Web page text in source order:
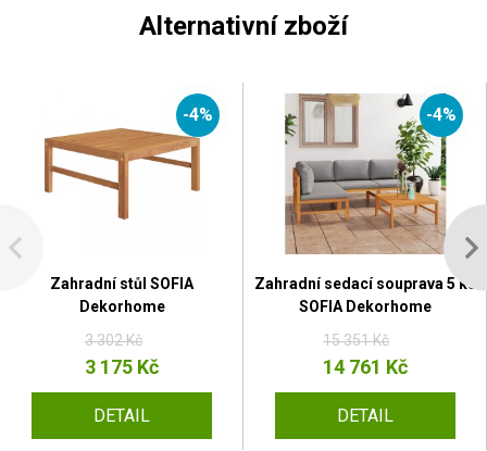
Alternativní zboží
-4%
Zahradní stůl SOFIA
Dekorhome
3 302 Kč
3 175 Kč
DETAIL
-4%
Zahradní sedací souprava 5 ks
SOFIA Dekorhome
15 351 Kč
14 761 Kč
DETAIL